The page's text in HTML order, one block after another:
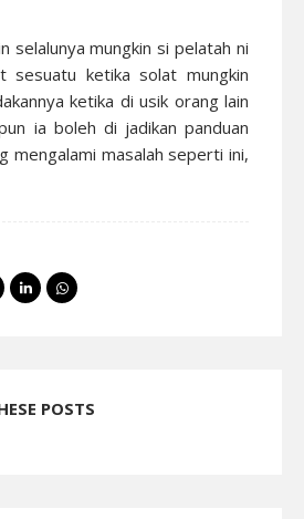
selalunya mungkin si pelatah ni
sesuatu ketika solat mungkin
ketika di usik orang lain
ia boleh di jadikan panduan
mengalami masalah seperti ini,
POSTS